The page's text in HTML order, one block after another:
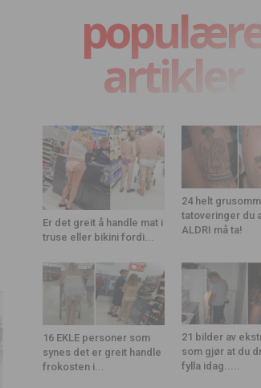
artikler
Er det greit å handle mat i
truse eller bikini fordi...
24 helt
tatoveringer du
ALDRI må ta!
16 EKLE personer som
synes det er greit handle
frokosten i...
21 bilder av
som gjør at du
fylla idag.....